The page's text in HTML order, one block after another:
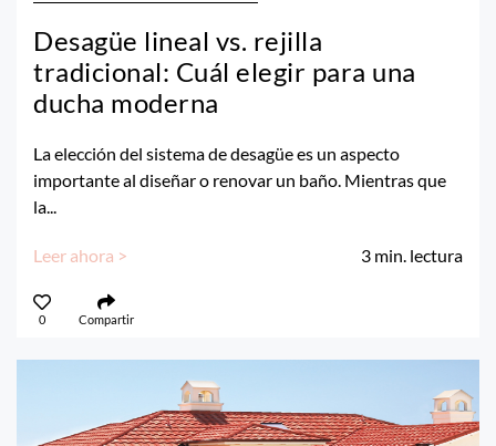
Desagüe lineal vs. rejilla
tradicional: Cuál elegir para una
ducha moderna
La elección del sistema de desagüe es un aspecto
importante al diseñar o renovar un baño. Mientras que
la...
Leer ahora > 3 min. lectura
0 Compartir